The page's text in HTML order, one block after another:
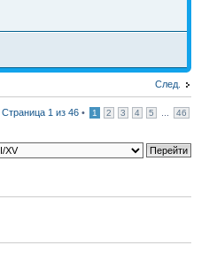
След.
Страница 1 из 46 • 1 2 3 4 5 46